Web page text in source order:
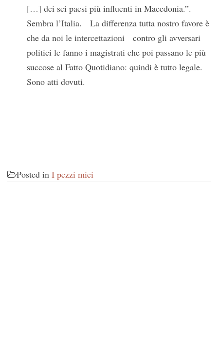
[…] dei sei paesi più influenti in Macedonia.”.
Sembra l’Italia. La differenza tutta nostro favore è
che da noi le intercettazioni contro gli avversari
politici le fanno i magistrati che poi passano le più
succose al Fatto Quotidiano: quindi è tutto legale.
Sono atti dovuti.
Posted in I pezzi miei